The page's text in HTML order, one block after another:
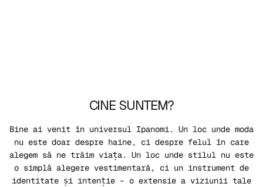
CINE SUNTEM?
Bine ai venit în universul Ipanomi. Un loc unde moda
nu este doar despre haine, ci despre felul în care
alegem să ne trăim viața. Un loc unde stilul nu este
o simplă alegere vestimentară, ci un instrument de
identitate și intenție – o extensie a viziunii tale